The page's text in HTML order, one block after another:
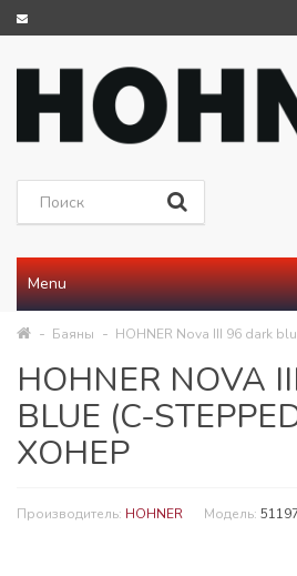
Menu
Баяны HOHNER Nova III 96 dark
HOHNER NOVA
BLUE (C-
ХОНЕР
Производитель: HOHNER Модель: